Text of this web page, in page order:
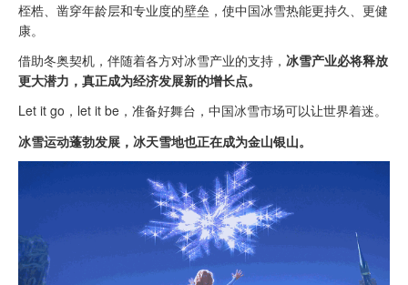
桎梏、凿穿年龄层和专业度的壁垒，使中国冰雪热能更持久、更健
康。
借助冬奥契机，伴随着各方对冰雪产业的支持， 冰雪产业必将释放
更大潜力，真正成为经济发展新的增长点。
Let it go，let it be，准备好舞台，中国冰雪市场可以让世界着迷。
冰雪运动蓬勃发展，冰天雪地也正在成为金山银山。